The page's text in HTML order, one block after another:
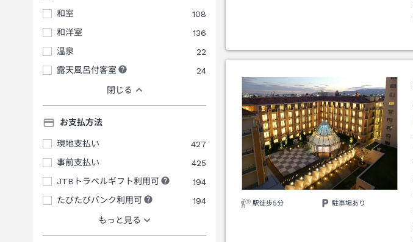
和室
108
和洋室
136
温泉
22
露天風呂付客室
24
閉じる
お支払方法
現地支払い
427
事前支払い
425
JTBトラベルギフト利用可
194
たびたびバンク利用可
194
もっと見る
駅徒歩5分 駐車場あり